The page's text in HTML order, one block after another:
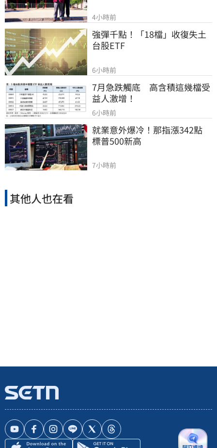
4小時前
強彈千點！「18檔」收復失土
台股ETF
6小時前
7月急跌觸底　高含積這幾檔受
益人激增！
6小時前
就業意外爆冷！那指漲342點
標普500新高
7小時前
其他人也在看